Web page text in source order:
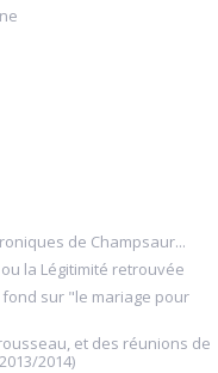
de Champsaur...
la Légitimité retrouvée
sur "le mariage pour
et des réunions de
2014)